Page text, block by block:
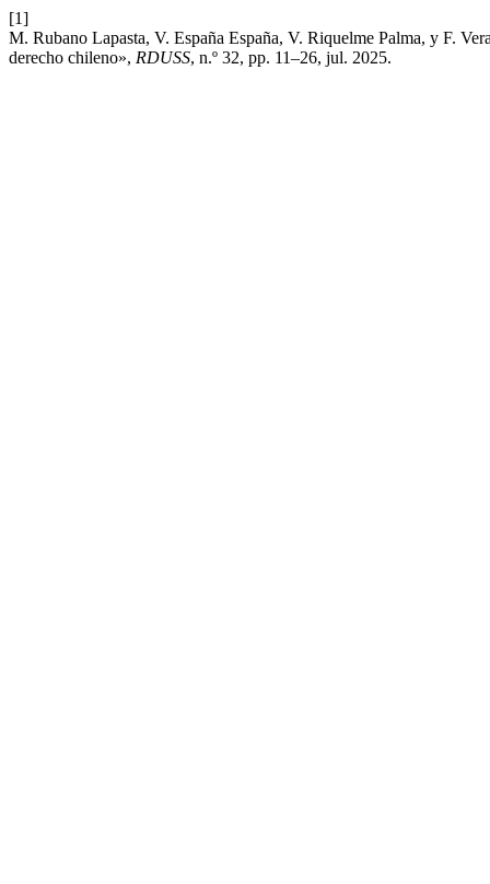
[1]
M. Rubano Lapasta, V. España España, V. Riquelme Palma, y F.
derecho chileno», RDUSS, n.º 32, pp. 11–26, jul. 2025.